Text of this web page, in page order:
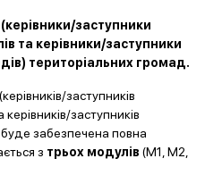
заступники
та керівники/заступники
територіальних громад.
заступників
керівників/заступників
буде забезпечена повна
з трьох модулів (М1, М2,